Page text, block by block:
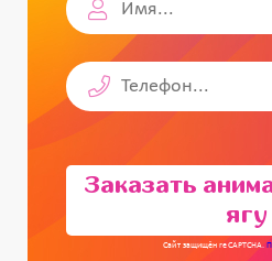
Заказать
ягу
Сайт защищён reCAPTCHA.